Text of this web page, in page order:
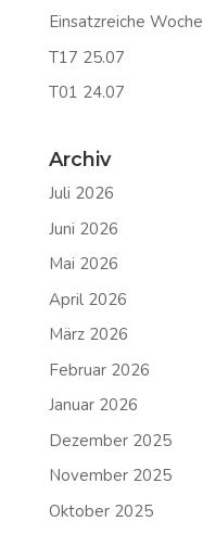
Einsatzreiche Woche
T17 25.07
T01 24.07
Archiv
Juli 2026
Juni 2026
Mai 2026
April 2026
März 2026
Februar 2026
Januar 2026
Dezember 2025
November 2025
Oktober 2025